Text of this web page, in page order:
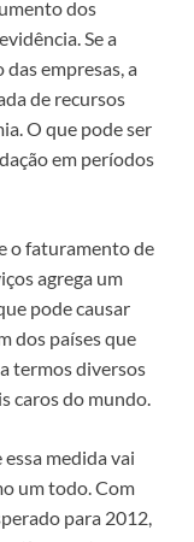
dos
Se a
empresas, a
de recursos
O que pode ser
em períodos
o faturamento de
agrega um
pode causar
dos países que
termos diversos
caros do mundo.
medida vai
um todo. Com
para 2012,